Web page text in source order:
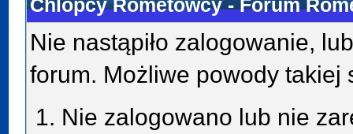
Chlopcy Rometowcy - Forum
Nie nastąpiło zalogowanie,
forum. Możliwe powody takiej
Nie zalogowano lub nie